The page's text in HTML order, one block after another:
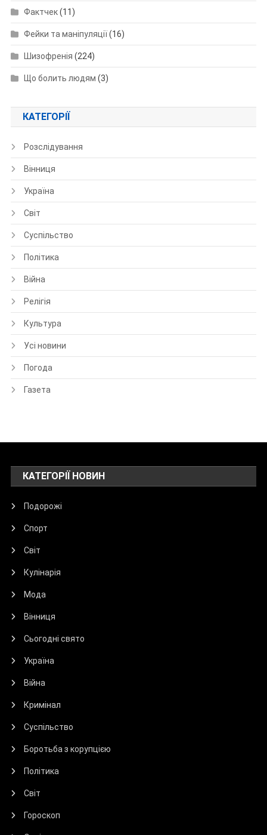
Фактчек(11)
Фейки та маніпуляції(16)
Шизофренія (224)
Що болить людям (3)
КАТЕГОРІЇ
Розслідування
Вінниця
Україна
Світ
Суспільство
Політика
Війна
Релігія
Культура
Усі новини
Погода
Газета
КАТЕГОРІЇ НОВИН
Подорожі
Спорт
Світ
Кулінарія
Мода
Вінниця
Сьогодні свято
Україна
Війна
Кримінал
Суспільство
Боротьба з корупцією
Політика
Світ
Гороскоп